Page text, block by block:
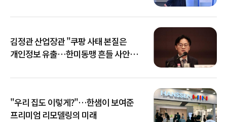
김정관 산업장관 "쿠팡 사태 본질은
개인정보 유출…한미동맹 흔들 사안
"우리 집도 이렇게?"…한샘이 보여준
프리미엄 리모델링의 미래